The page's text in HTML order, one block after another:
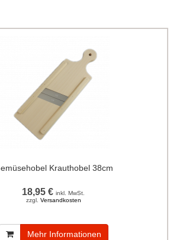
Krauthobel 38cm
18,95 € inkl. MwSt.
zzgl. Versandkosten
Mehr Informationen